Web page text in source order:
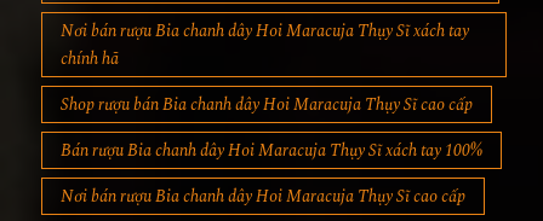
Nơi bán rượu Bia chanh dây Hoi Maracuja Thụy Sĩ xách tay
chính hã
Shop rượu bán Bia chanh dây Hoi Maracuja Thụy Sĩ cao cấp
Bán rượu Bia chanh dây Hoi Maracuja Thụy Sĩ xách tay 100%
Nơi bán rượu Bia chanh dây Hoi Maracuja Thụy Sĩ cao cấp